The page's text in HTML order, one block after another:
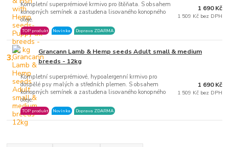
Kompletní superprémiové krmivo pro štěňata. S obsahem
konopných semínek a zastudena lisovaného konopného
oleje.
TOP produkt Novinka Doprava ZDARMA
1 690 Kč
1 509 Kč bez DPH
3.
Grancann Lamb & Hemp seeds Adult small & medium
breeds - 12kg
Kompletní superprémiové, hypoalergenní krmivo pro
dospělé psy malých a středních plemen. S obsahem
konopných semínek a zastudena lisovaného konopného
oleje.
TOP produkt Novinka Doprava ZDARMA
1 690 Kč
1 509 Kč bez DPH